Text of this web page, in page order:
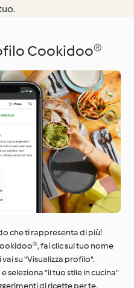
Cookidoo®
che ti rappresenta di più!
fai clic sul tuo nome
su "Visualizza profilo".
seleziona "il tuo stile in cucina"
di ricette per te.